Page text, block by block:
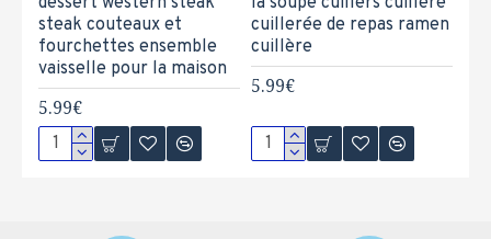
steak couteaux et
fourchettes ensemble
vaisselle pour la maison
5.99€
cuillerée de repas ramen
cuillère
5.99€